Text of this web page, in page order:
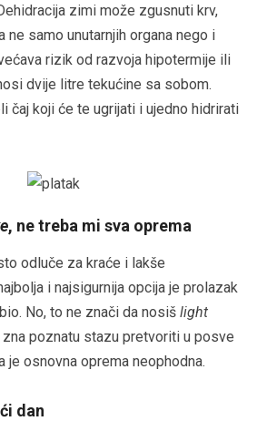
zimi može zgusnuti krv,
ne samo unutarnjih organa nego i
rizik od razvoja hipotermije ili
dvije litre tekućine sa sobom.
čaj koji će te ugrijati i ujedno hidrirati
, ne treba mi sva oprema
odluče za kraće i lakše
i najsigurnija opcija je prolazak
No, to ne znači da nosiš light
poznatu stazu pretvoriti u posve
osnovna oprema neophodna.
dan